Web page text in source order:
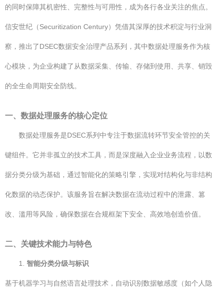
的同时保障其机密性、完整性与可用性，成为各行各业关注的焦点。
信安世纪（Securitization Century）凭借其深厚的技术积淀与行业洞
察，推出了DSEC数据安全治理产品系列，其中数据处理服务作为核
心模块，为企业构建了从数据采集、传输、存储到使用、共享、销毁
的全生命周期安全防线。
一、数据处理服务的核心定位
数据处理服务是DSEC系列中专注于数据流转环节安全管控的关
键组件。它并非孤立的技术工具，而是深度融入企业业务流程，以数
据分类分级为基础，通过智能化的策略引擎，实现对结构化与非结构
化数据的动态保护。该服务旨在解决数据在流动过程中的泄露、篡
改、滥用等风险，确保数据在合规框架下安全、高效地创造价值。
二、关键技术能力与特色
1. 智能分类分级与标识
基于机器学习与自然语言处理技术，自动识别数据敏感度（如个人隐